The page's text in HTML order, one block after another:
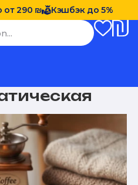
от 290 ₪ Кэшбэк до 5%